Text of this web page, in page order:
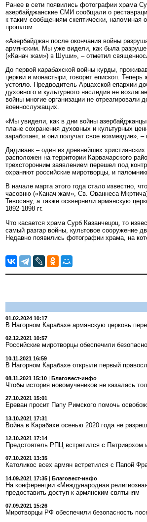
Ранее в сети появились фотографии храма
азербайджанские СМИ сообщали о
к таким сообщениям скептически,
прошлом.
«Азербайджан после окончания войны
армянским. Мы уже видели, как была
(«Канач жам») в Шуши», – отметил
До первой карабахской войны курды,
церкви и монастыри, говорит епископ.
устояло. Предводитель Арцахской епархии
духовного и культурного наследия не
войны многие организации не отреагировали
военнослужащих.
«Мы увидели, как в дни войны
плане сохранения духовных и культурных
заработает, и они получат свое возмездие»,
Дадиванк – один из древнейших
расположен на территории Карвачарского
трехсторонним заявлением перешел под
охраняют российские миротворцы, и
В начале марта этого года стало известно,
часовню («Канач жам», Св. Ованнеса
Тевосяну, а также осквернили армянскую
1892-1898 гг.
Что касается храма Сурб Казанчецоц, то
самый разгар войны, культовое сооружение
Недавно появились фотографии храма, на
01.02.2024 10:17
В Нагорном Карабахе армянскую церковь
02.12.2021 10:57
Российские миротворцы обеспечили
10.11.2021 16:59
В Нагорном Карабахе открыли первый
08.11.2021 15:10 | Благовест-инфо
Чтобы история новомучеников не казалась
27.10.2021 15:01
Ереван просит Папу Римского помочь
13.10.2021 17:31
Война в Карабахе осенью 2020 года не
12.10.2021 17:14
Предстоятель РПЦ встретился с Патриархом
07.10.2021 13:35
Католикос всех армян встретился с Папой
14.09.2021 17:35 | Благовест-инфо
На конференции «Международная
предоставить доступ к армянским святыням
07.09.2021 15:26
Миротворцы РФ обеспечили безопасность